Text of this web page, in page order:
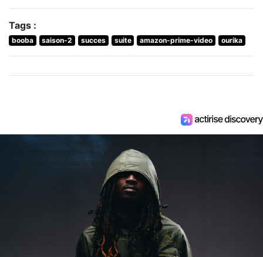
Tags :
booba saison-2 succes suite amazon-prime-video ourika